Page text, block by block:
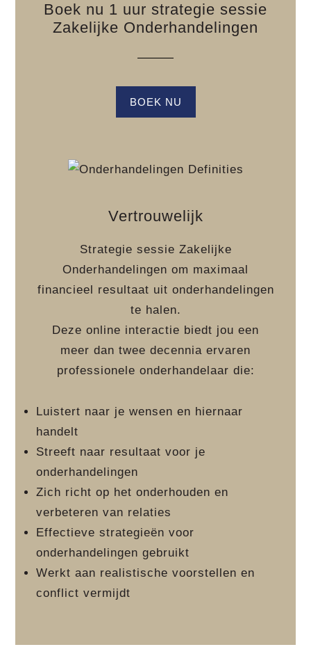
Boek nu 1 uur strategie sessie
Zakelijke Onderhandelingen
BOEK NU
Vertrouwelijk
Strategie sessie Zakelijke
Onderhandelingen om maximaal
financieel resultaat uit onderhandelingen
te halen.
Deze online interactie biedt jou een
meer dan twee decennia ervaren
professionele onderhandelaar die:
Luistert naar je wensen en hiernaar
handelt
Streeft naar resultaat voor je
onderhandelingen
Zich richt op het onderhouden en
verbeteren van relaties
Effectieve strategieën voor
onderhandelingen gebruikt
Werkt aan realistische voorstellen en
conflict vermijdt